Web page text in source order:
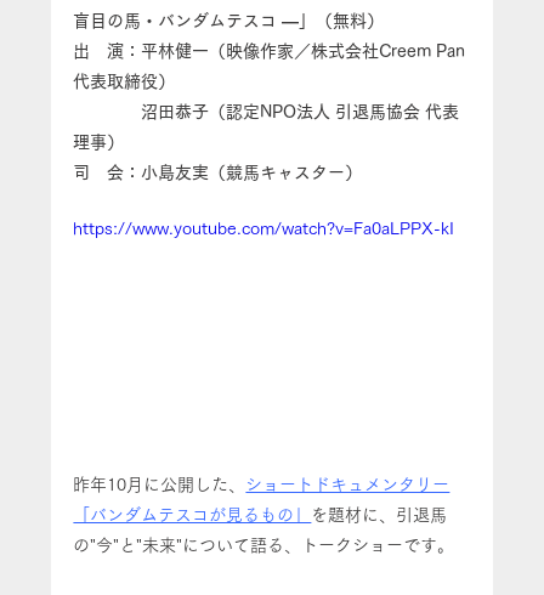
盲目の馬・バンダムテスコ ―」（無料）
出　演：平林健一（映像作家／株式会社Creem Pan
代表取締役）
沼田恭子（認定NPO法人 引退馬協会 代表
理事）
司　会：小島友実（競馬キャスター）
https://www.youtube.com/watch?v=Fa0aLPPX-kI
昨年10月に公開した、
ショートドキュメンタリー
「バンダムテスコが見るもの」
を題材に、引退馬
の"今"と"未来"について語る、トークショーです。